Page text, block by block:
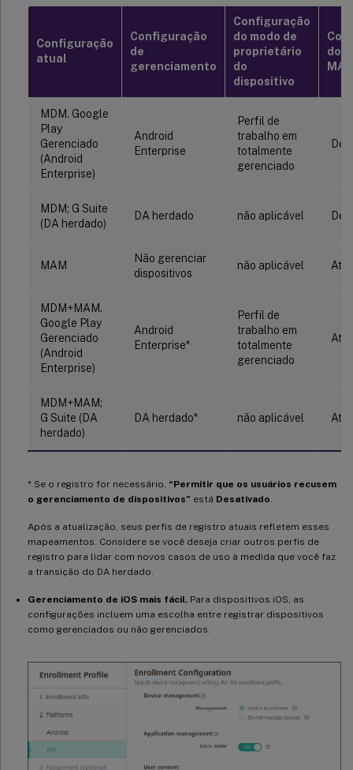
Configuração
atual
Configuração
de
gerenciamento
Configuração
do modo de
proprietário
do
dispositivo
do
MDM. Google
Play
Gerenciado
(Android
Enterprise)
Android
Enterprise
Perfil de
trabalho em
totalmente
gerenciado
MDM; G Suite
(DA herdado)
DA herdado não aplicável
MAM
Não gerenciar
dispositivos
não aplicável
MDM+MAM.
Google Play
Gerenciado
(Android
Enterprise)
Android
Enterprise*
Perfil de
trabalho em
totalmente
gerenciado
MDM+MAM;
G Suite (DA
herdado)
DA herdado* não aplicável
* Se o registro for necessário, “Permitir que os usuários recusem
o gerenciamento de dispositivos” está Desativado.
Após a atualização, seus perfis de registro atuais refletem esses
mapeamentos. Considere se você deseja criar outros perfis de
registro para lidar com novos casos de uso à medida que você faz
a transição do DA herdado.
Gerenciamento de iOS mais fácil. Para dispositivos iOS, as
configurações incluem uma escolha entre registrar dispositivos
como gerenciados ou não gerenciados.